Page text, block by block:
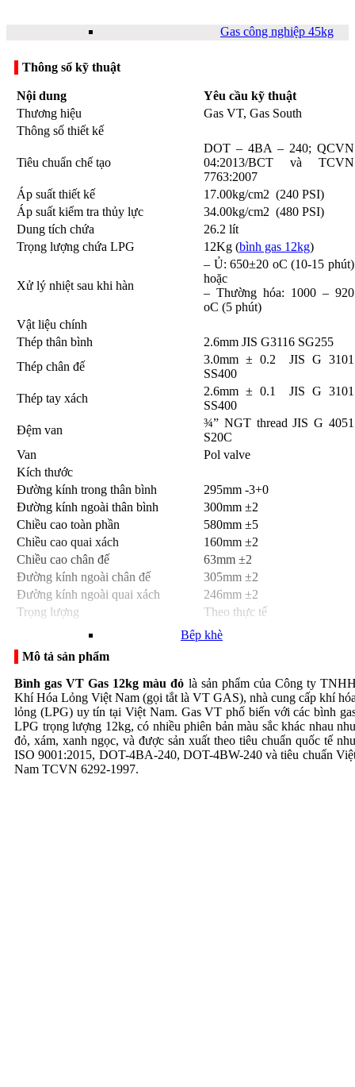
Gas công nghiệp 45kg
Bếp Gas công nghiệp
Thi công hệ thống gas
công nghiệp
Bếp Á
Bếp Hàn Quốc
Bếp khè
Bếp hầm
Bộ Bình Bếp Gas
Thông số kỹ thuật
Nội dung
Yêu cầu kỹ thuật
Thương hiệu
Gas VT, Gas South
Thông số thiết kế
Tiêu chuẩn chế tạo
DOT – 4BA – 240; QCVN
04:2013/BCT và TCVN
7763:2007
Áp suất thiết kế
17.00kg/cm2 (240 PSI)
Áp suất kiểm tra thủy lực
34.00kg/cm2 (480 PSI)
Dung tích chứa
26.2 lít
Trọng lượng chứa LPG
12Kg (bình gas 12kg)
Xử lý nhiệt sau khi hàn
– Ủ: 650±20 oC (10-15 phút)
hoặc
– Thường hóa: 1000 – 920
oC (5 phút)
Vật liệu chính
Thép thân bình
2.6mm JIS G3116 SG255
Thép chân đế
3.0mm ± 0.2 JIS G 3101
SS400
Thép tay xách
2.6mm ± 0.1 JIS G 3101
SS400
Đệm van
¾” NGT thread JIS G 4051
S20C
Van
Pol valve
Kích thước
Đường kính trong thân bình
295mm -3+0
Đường kính ngoài thân bình
300mm ±2
Chiều cao toàn phần
580mm ±5
Chiều cao quai xách
160mm ±2
Chiều cao chân đế
63mm ±2
Đường kính ngoài chân đế
305mm ±2
Đường kính ngoài quai xách
246mm ±2
Trọng lượng
Theo thực tế
Mô tả sản phẩm
Bình gas VT Gas 12kg màu đỏ là sản phẩm của Công ty
Khí Hóa Lỏng Việt Nam (gọi tắt là VT GAS), nhà cung cấp khí
lỏng (LPG) uy tín tại Việt Nam. Gas VT phổ biến với các bình
LPG trọng lượng 12kg, có nhiều phiên bản màu sắc khác nhau
đỏ, xám, xanh ngọc, và được sản xuất theo tiêu chuẩn quốc tế
ISO 9001:2015, DOT-4BA-240, DOT-4BW-240 và tiêu chuẩn
Nam TCVN 6292-1997.